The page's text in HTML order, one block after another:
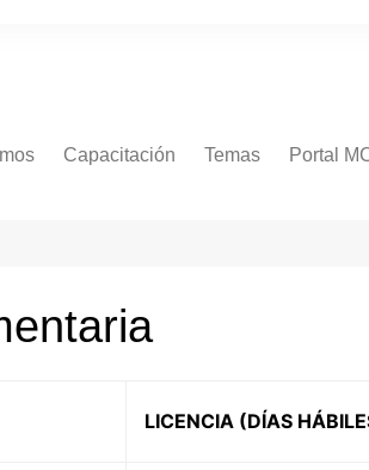
Capacitación Temas Portal
LICENCIA (DÍAS